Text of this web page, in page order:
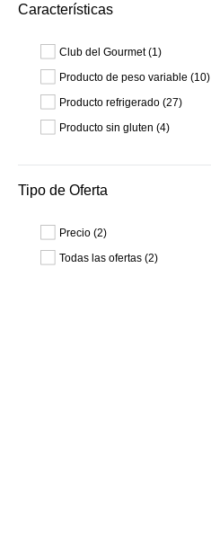
Características
Club del Gourmet (1)
Producto de peso variable (10)
Producto refrigerado (27)
Producto sin gluten (4)
Tipo de Oferta
Precio (2)
Todas las ofertas (2)